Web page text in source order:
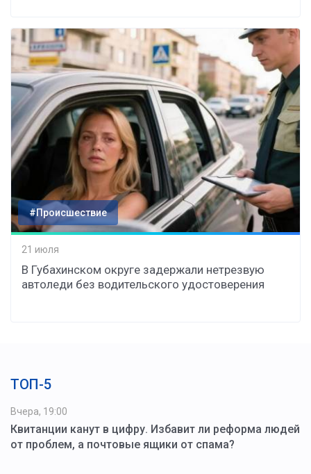
#Происшествие
21 июля
В Губахинском округе задержали нетрезвую
автоледи без водительского удостоверения
ТОП-5
Вчера, 19:00
Квитанции канут в цифру. Избавит ли реформа людей
от проблем, а почтовые ящики от спама?